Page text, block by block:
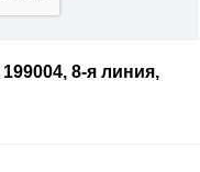
8-я линия,